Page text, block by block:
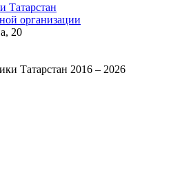
Татарстан
организации
20
Татарстан 2016 – 2026